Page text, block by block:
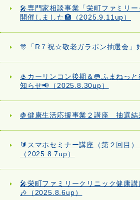
🎤専門家相談事業「栄町ファミリー
開催しました🏥（2025.9.11up）
🎊「R７祝☆敬老ガラポン抽選会」
🥌カーリンコン後期＆🥅ふまねっ
知らせ📢（2025.8.30up）
🍇健康生活応援事業２講座 抽選結
🔰スマホセミナー講座（第２回目）
（2025.8.7up）
🎤栄町ファミリークリニック健康
🎶（2025.8.6up）